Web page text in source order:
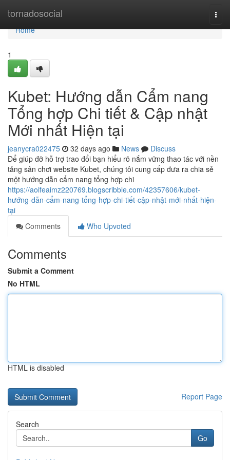
tornadosocial
Home
Home
1
Kubet: Hướng dẫn Cẩm nang
Tổng hợp Chi tiết & Cập nhật
Mới nhất Hiện tại
jeanycra022475 32 days ago News
Discuss
Để giúp đỡ hỗ trợ trao đổi bạn hiểu rõ nắm vững thao tác với nền
tảng sân chơi website Kubet, chúng tôi cung cấp đưa ra chia sẻ
một hướng dẫn cẩm nang tổng hợp chi
https://aoifeaimz220769.blogscribble.com/42357606/kubet-
hướng-dẫn-cẩm-nang-tổng-hợp-chi-tiết-cập-nhật-mới-nhất-hiện-
tại
Comments
Who Upvoted
Comments
Submit a Comment
No HTML
HTML is disabled
Report Page
Search
Go